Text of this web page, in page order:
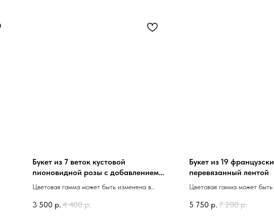
Букет из 7 веток кустовой
пионовидной розы с добавлением
эвкалипта
Цветовая гамма может быть изменена в
3 500 р. 4 400 р.
Букет из 19
перевязанный лентой
Цветовая гамма может
5 750 р. 7 200 р.